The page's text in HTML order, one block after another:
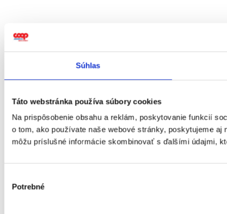
Súhlas
Táto webstránka používa súbory cookies
Na prispôsobenie obsahu a reklám, poskytovanie funkcií
o tom, ako používate naše webové stránky, poskytujeme
môžu príslušné informácie skombinovať s ďalšími údajmi,
súhlasu
Potrebné